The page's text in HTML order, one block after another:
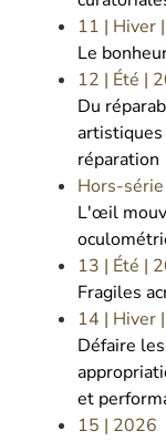
11 | Hiver
Le
12 | Été |
Du
réparation
Hors-série
L'œil
13 | Été |
Fragiles
14 | Hiver
Défaire
et
15 | 2026